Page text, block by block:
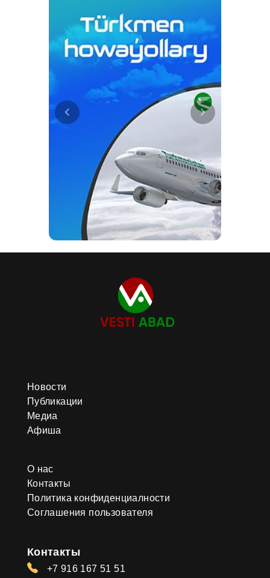
Новости
Публикации
Медиа
Афиша
О нас
Контакты
Политика конфиденциалности
Соглашения пользователя
Контакты
+7 916 167 51 51